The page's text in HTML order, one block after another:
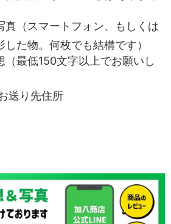
真（スマートフォン、もしくは
した物。何枚でも結構です）
（最低150文字以上でお願いし
送り先住所